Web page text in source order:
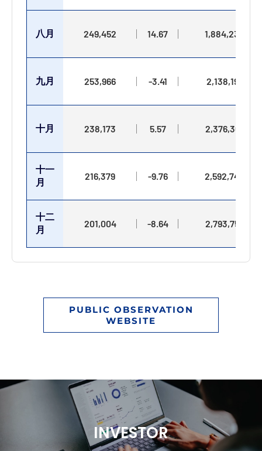
八月 249,452 14.67 1,884,230
九月 253,966 -3.41 2,138,196
十月 238,173 5.57 2,376,369
十一
月
216,379 -9.76 2,592,748
十二
月
201,004 -8.64 2,793,752
PUBLIC OBSERVATION
WEBSITE
INVESTOR